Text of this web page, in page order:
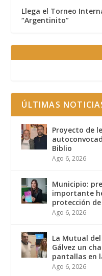
Llega el Torneo
“Argentinito”
ÚLTIMAS
Proyecto de
Biblio
Ago 6, 2026
Municipio:
importante
protección
Ago 6, 2026
La Mutual
Gálvez un
pantallas en
Ago 6, 2026